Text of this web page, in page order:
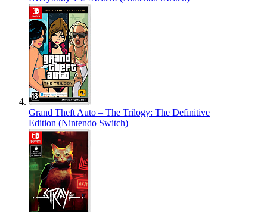
Grand Theft Auto – The Trilogy: The Definitive
Edition (Nintendo Switch)